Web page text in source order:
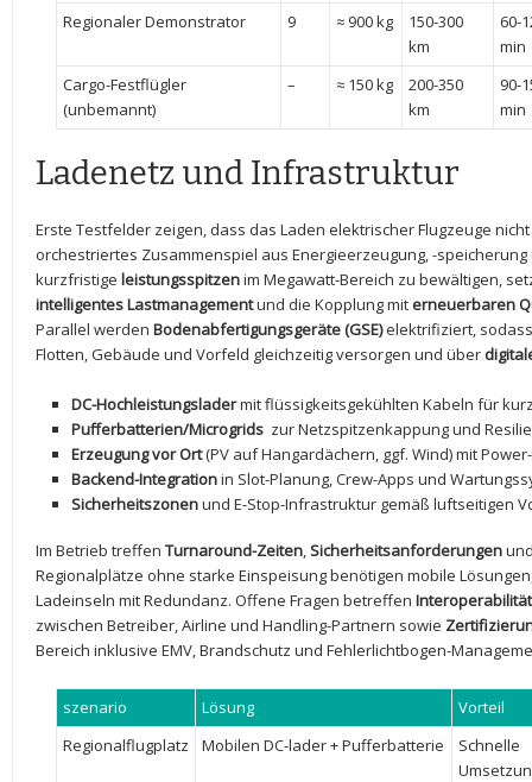
Regionaler Demonstrator 9 ≈ 900 kg
150-300
km
60-
min
Cargo-Festflügler
(unbemannt)
– ≈ 150 kg
200-350
km
90-
min
Ladenetz und Infrastruktur
Erste Testfelder zeigen, dass das Laden elektrischer Flugzeuge
orchestriertes Zusammenspiel ⁣aus Energieerzeugung, -
⁣kurzfristige leistungsspitzenim Megawatt-Bereich zu bewältigen,
intelligentes Lastmanagementund die Kopplung mit erneuerbaren
Parallel werden Bodenabfertigungsgeräte (GSE)⁣elektrifiziert,
Flotten, Gebäude und Vorfeld ‌gleichzeitig versorgen und über
DC-Hochleistungsladermit flüssigkeitsgekühlten‍ Kabeln für
Pufferbatterien/Microgrids zur Netzspitzenkappung und
Erzeugung vor Ort(PV‌ auf Hangardächern, ggf. Wind) mit
Backend-Integrationin Slot-Planung, Crew-Apps und⁤
Sicherheitszonenund E-Stop-Infrastruktur gemäß⁤ luftseitigen
Im Betrieb⁤ treffen Turnaround-Zeiten,Sicherheitsanforderungen
Regionalplätze ohne⁣ starke Einspeisung benötigen mobile
Ladeinseln ‌mit ⁢Redundanz. Offene Fragen betreffen
zwischen Betreiber, Airline und Handling-Partnern sowie⁣
Bereich ⁣inklusive ​EMV, Brandschutz und ​Fehlerlichtbogen-
szenario Lösung
Vorteil
Regionalflugplatz
Mobilen ​DC-lader + ‍Pufferbatterie
Schnelle